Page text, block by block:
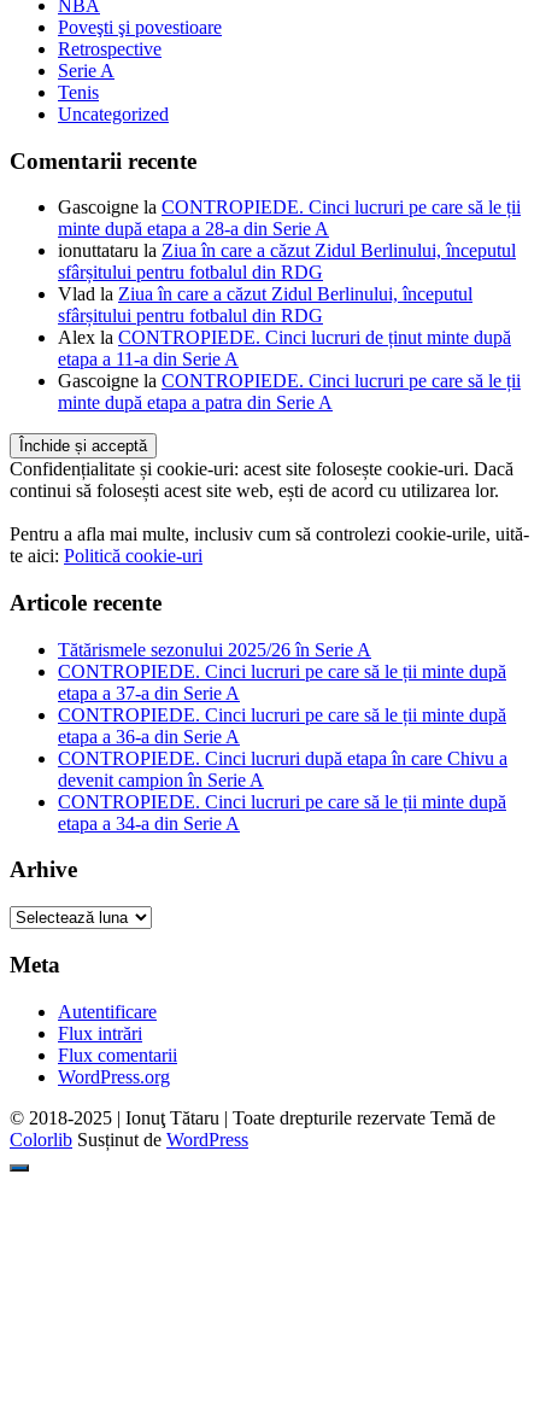
NBA
Poveşti şi povestioare
Retrospective
Serie A
Tenis
Uncategorized
Comentarii recente
Gascoigne la CONTROPIEDE. Cinci lucruri pe care să le ții
minte după etapa a 28-a din Serie A
ionuttataru la Ziua în care a căzut Zidul Berlinului, începutul
sfârșitului pentru fotbalul din RDG
Vlad la Ziua în care a căzut Zidul Berlinului, începutul
sfârșitului pentru fotbalul din RDG
Alex la CONTROPIEDE. Cinci lucruri de ținut minte după
etapa a 11-a din Serie A
Gascoigne la CONTROPIEDE. Cinci lucruri pe care să le ții
minte după etapa a patra din Serie A
Confidențialitate și cookie-uri: acest site folosește cookie-uri. Dacă
continui să folosești acest site web, ești de acord cu utilizarea lor.
Pentru a afla mai multe, inclusiv cum să controlezi cookie-urile, uită-
te aici: Politică cookie-uri
Articole recente
Tătărismele sezonului 2025/26 în Serie A
CONTROPIEDE. Cinci lucruri pe care să le ții minte după
etapa a 37-a din Serie A
CONTROPIEDE. Cinci lucruri pe care să le ții minte după
etapa a 36-a din Serie A
CONTROPIEDE. Cinci lucruri după etapa în care Chivu a
devenit campion în Serie A
CONTROPIEDE. Cinci lucruri pe care să le ții minte după
etapa a 34-a din Serie A
Arhive
Arhive
Meta
Autentificare
Flux intrări
Flux comentarii
WordPress.org
© 2018-2025 | Ionuţ Tătaru | Toate drepturile rezervate Temă de
Colorlib Susținut de WordPress